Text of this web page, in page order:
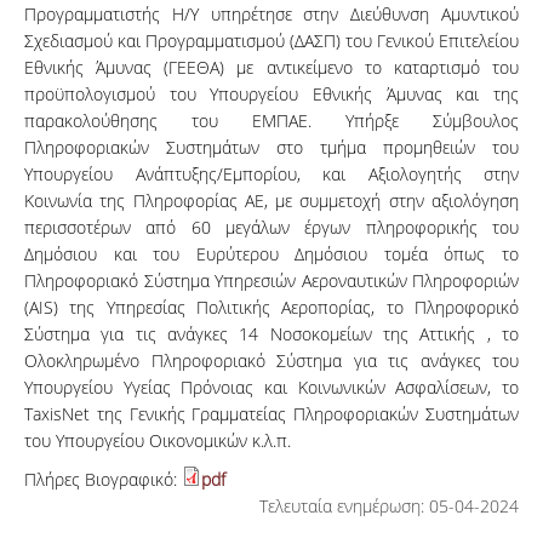
Προγραμματιστής Η/Υ υπηρέτησε στην Διεύθυνση Αμυντικού
Σχεδιασμού και Προγραμματισμού (ΔΑΣΠ) του Γενικού Επιτελείου
Εθνικής Άμυνας (ΓΕΕΘΑ) με αντικείμενο το καταρτισμό του
προϋπολογισμού του Υπουργείου Εθνικής Άμυνας και της
παρακολούθησης του ΕΜΠΑΕ. Υπήρξε Σύμβουλος
Πληροφοριακών Συστημάτων στο τμήμα προμηθειών του
Υπουργείου Ανάπτυξης/Εμπορίου, και Αξιολογητής στην
Κοινωνία της Πληροφορίας ΑΕ, με συμμετοχή στην αξιολόγηση
περισσοτέρων από 60 μεγάλων έργων πληροφορικής του
Δημόσιου και του Ευρύτερου Δημόσιου τομέα όπως το
Πληροφοριακό Σύστημα Υπηρεσιών Αεροναυτικών Πληροφοριών
(AIS) της Υπηρεσίας Πολιτικής Αεροπορίας, το Πληροφορικό
Σύστημα για τις ανάγκες 14 Νοσοκομείων της Αττικής , το
Ολοκληρωμένο Πληροφοριακό Σύστημα για τις ανάγκες του
Υπουργείου Υγείας Πρόνοιας και Κοινωνικών Ασφαλίσεων, το
TaxisNet της Γενικής Γραμματείας Πληροφοριακών Συστημάτων
του Υπουργείου Οικονομικών κ.λ.π.
Πλήρες Βιογραφικό:
pdf
Τελευταία ενημέρωση: 05-04-2024